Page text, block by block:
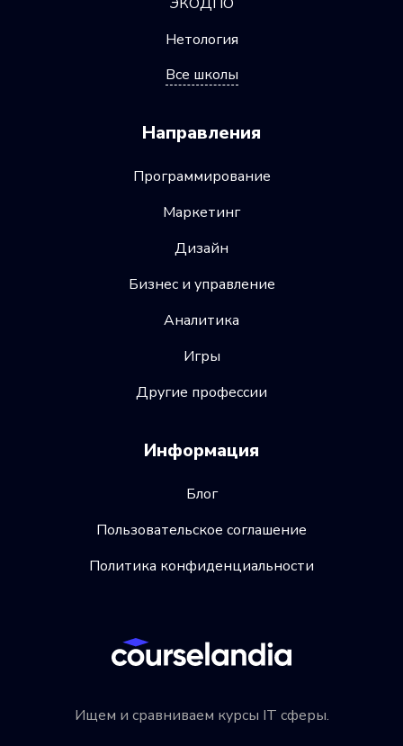
Ищем и сравниваем курсы IT сферы.
Нетология
Все школы
Направления
Программирование
Маркетинг
Дизайн
Бизнес и управление
Аналитика
Игры
Другие профессии
Информация
Блог
Пользовательское соглашение
Политика конфиденциальности